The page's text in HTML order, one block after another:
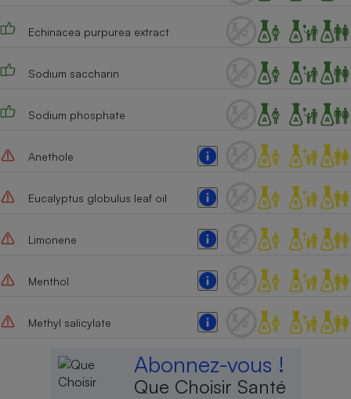
Echinacea purpurea extract
Sodium saccharin
Sodium phosphate
Anethole
Eucalyptus globulus leaf oil
Limonene
Menthol
Methyl salicylate
Abonnez-vous !
Que Choisir Santé
Robot ménager